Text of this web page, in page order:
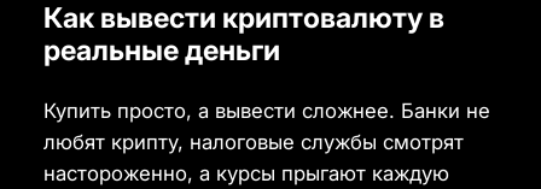
Как вывести криптовалюту в
реальные деньги
Купить просто, а вывести сложнее. Банки не
любят крипту, налоговые службы смотрят
настороженно, а курсы прыгают каждую